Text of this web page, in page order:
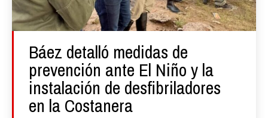
Báez detalló medidas de
prevención ante El Niño y la
instalación de desfibriladores
en la Costanera